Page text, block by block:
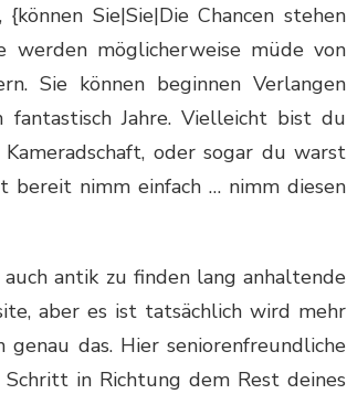
Sie|Sie|Die Chancen stehen
werden möglicherweise müde von
Sie können beginnen Verlangen
fantastisch Jahre. Vielleicht bist du
oder sogar du warst
bereit nimm einfach … nimm diesen
antik zu finden lang anhaltende
aber es ist tatsächlich wird mehr
das. Hier seniorenfreundliche
in Richtung dem Rest deines